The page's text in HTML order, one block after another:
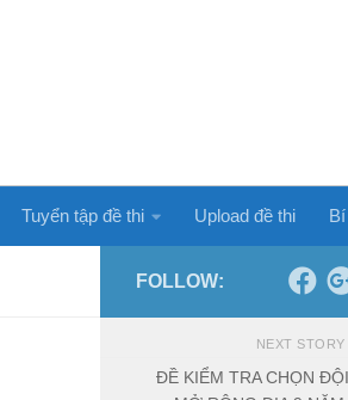
Tuyển tập đề thi Upload đề thi
FOLLOW:
NEXT STORY
ĐỀ KIỂM TRA CHỌN